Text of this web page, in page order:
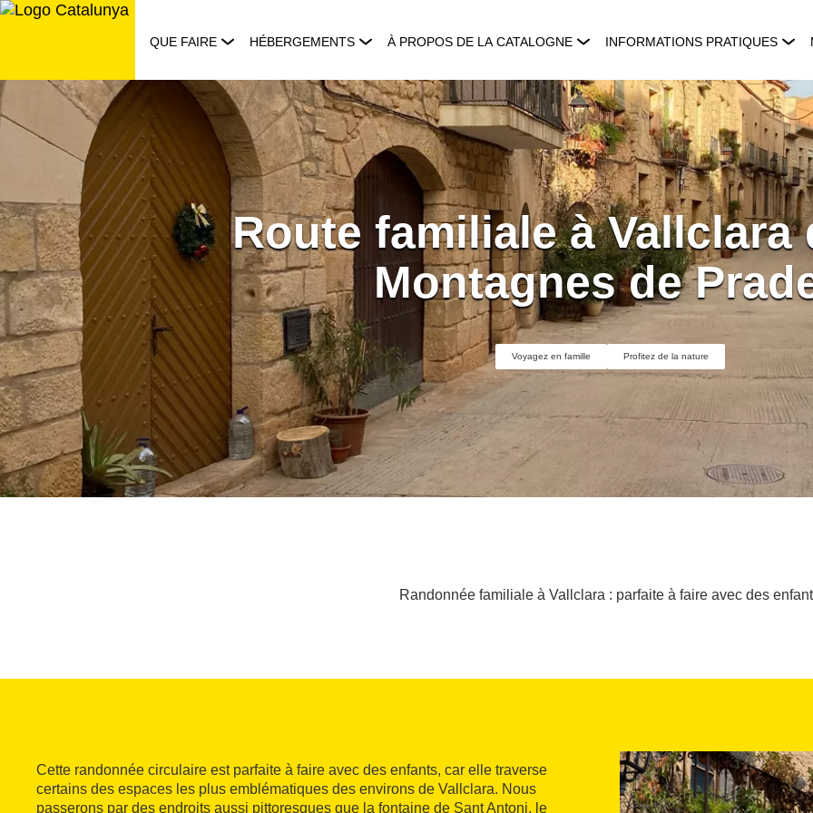
Aller
QUE FAIRE HÉBERGEMENTS À PROPOS DE LA CATALOGNE INFORMATIONS PRATIQUES
Route familiale à Vallclara
Montagnes de
Voyagez en famille Profitez de la nature
Randonnée familiale à Vallclara : parfaite à faire avec des
Cette randonnée circulaire est parfaite à faire avec des enfants, car elle traverse
certains des espaces les plus emblématiques des environs de Vallclara. Nous
passerons par des endroits aussi pittoresques que la fontaine de Sant Antoni, le